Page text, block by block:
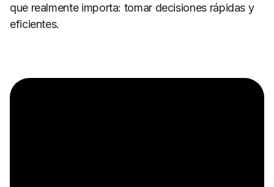
que realmente importa: tomar decisiones rápidas y
eficientes.